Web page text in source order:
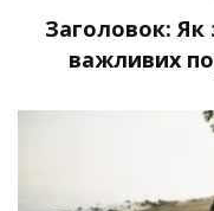
Заголовок: Як
важливих